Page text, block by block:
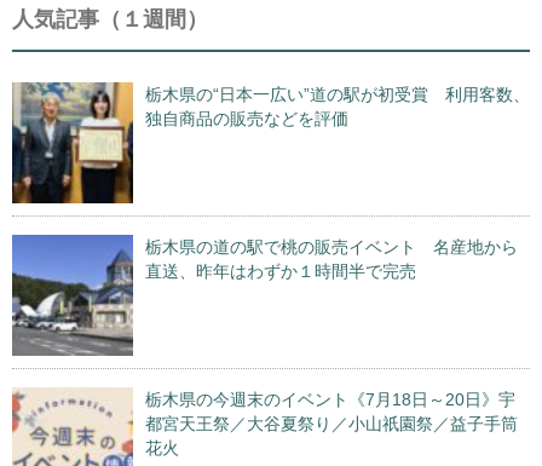
人気記事（１週間）
栃木県の“日本一広い”道の駅が初受賞 利用客数、
独自商品の販売などを評価
栃木県の道の駅で桃の販売イベント 名産地から
直送、昨年はわずか１時間半で完売
栃木県の今週末のイベント《7月18日～20日》宇
都宮天王祭／大谷夏祭り／小山祇園祭／益子手筒
花火